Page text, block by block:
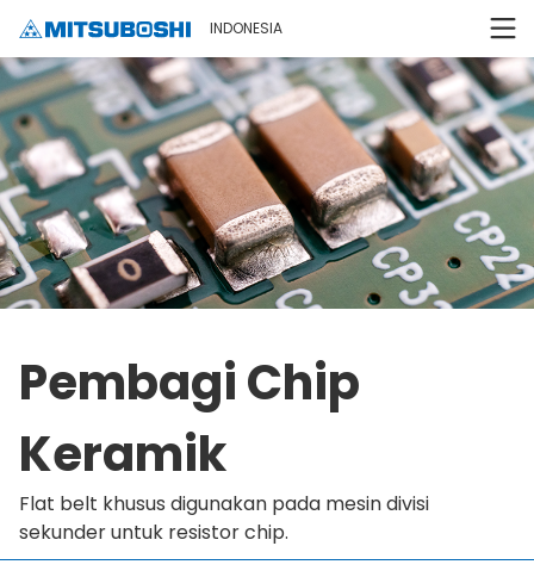
INDONESIA
Pembagi Chip
Keramik
Flat belt khusus digunakan pada mesin divisi
sekunder untuk resistor chip.